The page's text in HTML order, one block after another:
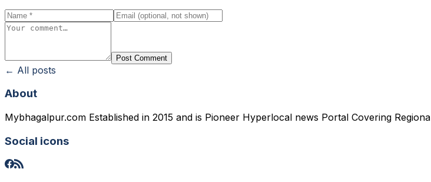
Post Comment
← All posts
About
Mybhagalpur.com Established in 2015 and is Pioneer Hyperlocal news Portal Covering
Social icons